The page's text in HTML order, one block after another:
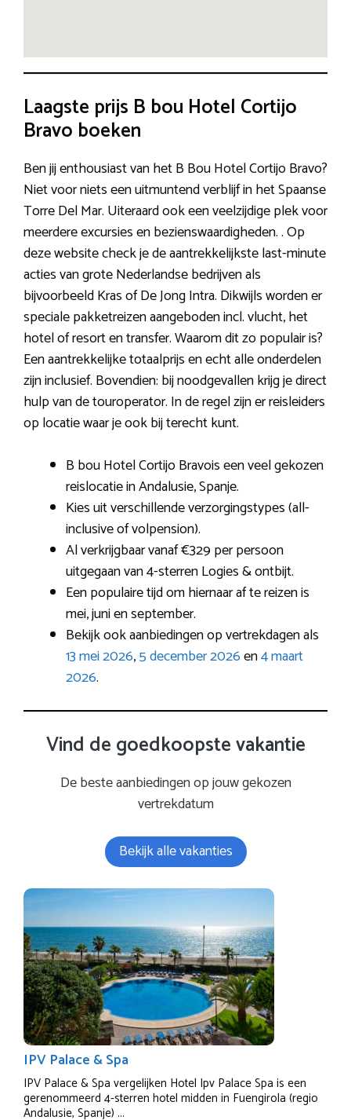
Laagste prijs B bou Hotel Cortijo
Bravo boeken
Ben jij enthousiast van het B Bou Hotel Cortijo Bravo?
Niet voor niets een uitmuntend verblijf in het Spaanse
Torre Del Mar. Uiteraard ook een veelzijdige plek voor
meerdere excursies en bezienswaardigheden. . Op
deze website check je de aantrekkelijkste last-minute
acties van grote Nederlandse bedrijven als
bijvoorbeeld Kras of De Jong Intra. Dikwijls worden er
speciale pakketreizen aangeboden incl. vlucht, het
hotel of resort en transfer. Waarom dit zo populair is?
Een aantrekkelijke totaalprijs en echt alle onderdelen
zijn inclusief. Bovendien: bij noodgevallen krijg je direct
hulp van de touroperator. In de regel zijn er reisleiders
op locatie waar je ook bij terecht kunt.
B bou Hotel Cortijo Bravois een veel gekozen
reislocatie in Andalusie, Spanje.
Kies uit verschillende verzorgingstypes (all-
inclusive of volpension).
Al verkrijgbaar vanaf €329 per persoon
uitgegaan van 4-sterren Logies & ontbijt.
Een populaire tijd om hiernaar af te reizen is
mei, juni en september.
Bekijk ook aanbiedingen op vertrekdagen als
13 mei 2026,5 december 2026en4 maart
2026.
Vind de goedkoopste vakantie
De beste aanbiedingen op jouw gekozen
vertrekdatum
Bekijk alle vakanties
IPV Palace & Spa
IPV Palace & Spa vergelijken Hotel Ipv Palace Spa is een
gerenommeerd 4-sterren hotel midden in Fuengirola (regio
Andalusie, Spanje) ...